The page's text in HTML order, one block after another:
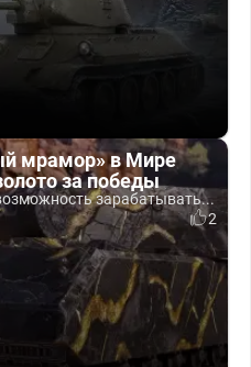
мрамор» в Мире
за победы
зарабатывать...
2